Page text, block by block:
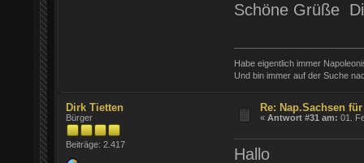
Schöne Grüße
Habe eigentlich immer
Und bin immer auf der Suche
Dirk Tietten
Bürger
Beiträge: 2.417
Re: Nap.Sachsen für
«Antwort #31 am: 01.
Hallo